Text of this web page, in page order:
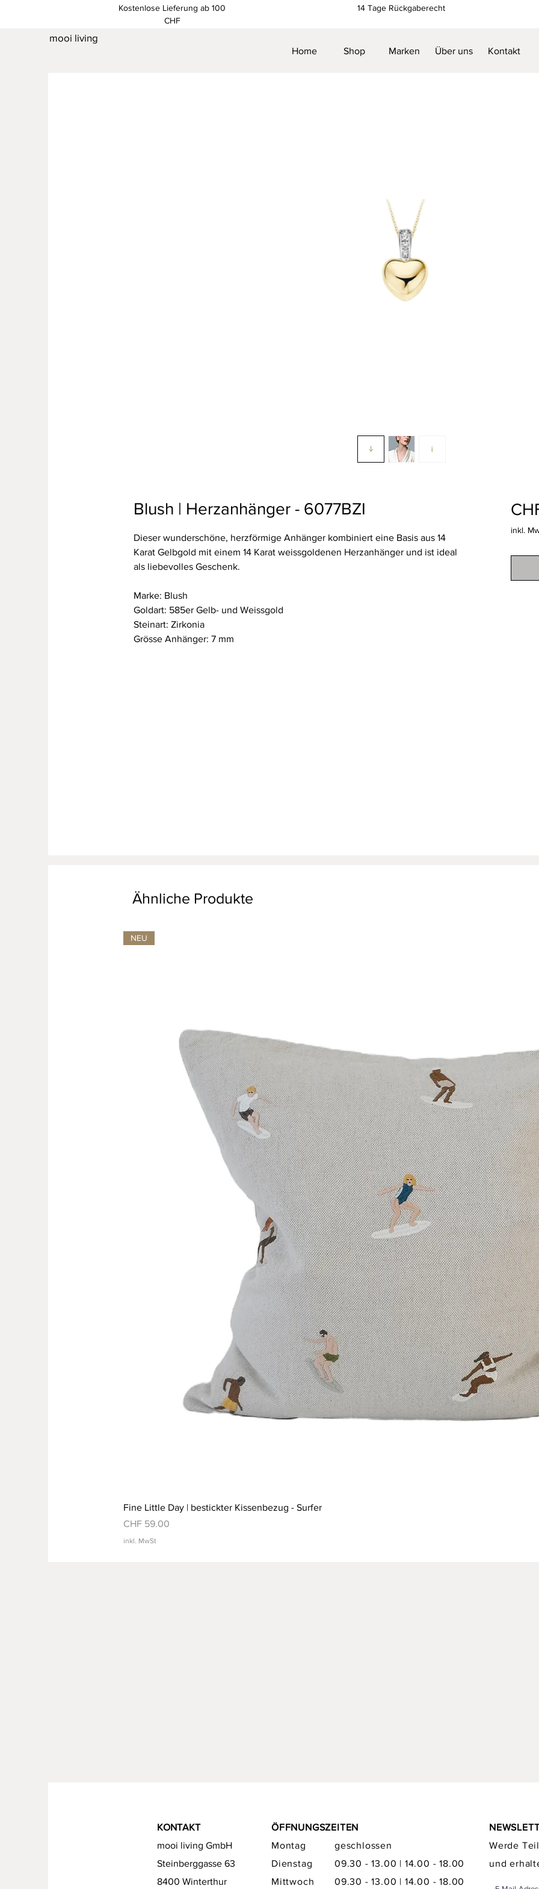
mooi living
Kostenlose Lieferung ab 100
CHF
14 Tage Rückgaberecht
Home Shop Marken Über uns Kontakt
Blush | Herzanhänger - 6077BZI
Dieser wunderschöne, herzförmige Anhänger kombiniert eine Basis aus 14
Karat Gelbgold mit einem 14 Karat weissgoldenen Herzanhänger und ist ideal
als liebevolles Geschenk.
Marke: Blush
Goldart: 585er Gelb- und Weissgold
Steinart: Zirkonia
Grösse Anhänger: 7 mm
inkl.
Ähnliche Produkte
NEU
Fine Little Day | bestickter Kissenbezug - Surfer
Preis
CHF 59.00
inkl. MwSt
KONTAKT
mooi living GmbH
Steinberggasse 63
8400 Winterthur
ÖFFNUNGSZEITEN
Montag
Dienstag
Mittwoch
geschlossen
09.30 - 13.00 | 14.00 - 18.00
09.30 - 13.00 | 14.00 - 18.00
Werde
und